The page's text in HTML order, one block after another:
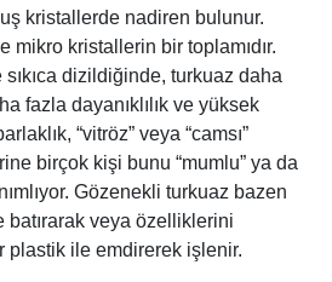
kristallerde nadiren bulunur.
mikro kristallerin bir toplamıdır.
dizildiğinde, turkuaz daha
fazla dayanıklılık ve yüksek
“vitröz” veya “camsı”
birçok kişi bunu “mumlu” ya da
Gözenekli turkuaz bazen
veya özelliklerini
plastik ile emdirerek işlenir.